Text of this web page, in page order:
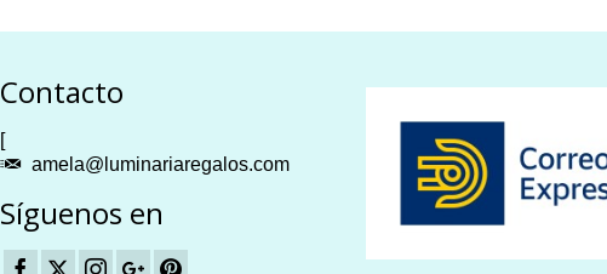
Contacto
[
amela@luminariaregalos.com
Síguenos en